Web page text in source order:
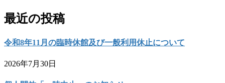
最近の投稿
令和8年11月の臨時休館及び一般利用休止について
2026年7月30日